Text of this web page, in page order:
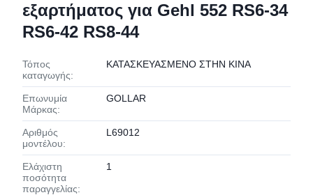
εξαρτήματος για Gehl 552 RS6-34
RS6-42 RS8-44
Τόπος
καταγωγής:
ΚΑΤΑΣΚΕΥΑΣΜΕΝΟ ΣΤΗΝ ΚΙΝΑ
Επωνυμία
Μάρκας:
GOLLAR
Αριθμός
μοντέλου:
L69012
Ελάχιστη
ποσότητα
παραγγελίας:
1